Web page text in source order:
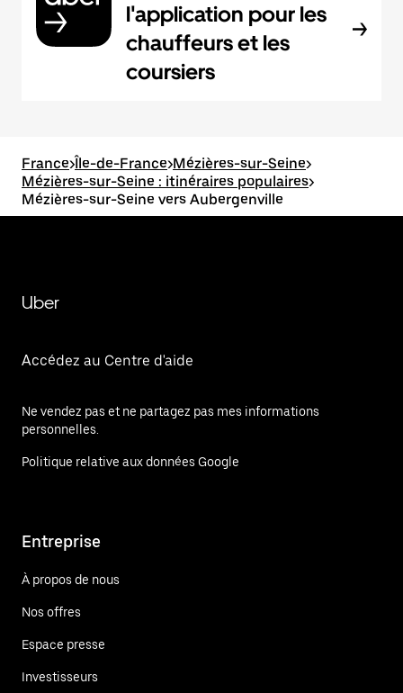
l'application pour les
chauffeurs et les
coursiers
France>Île-de-France>Mézières-sur-Seine>
Mézières-sur-Seine : itinéraires populaires>
Mézières-sur-Seine vers Aubergenville
Uber
Accédez au Centre d'aide
Ne vendez pas et ne partagez pas mes informations
personnelles.
Politique relative aux données Google
Entreprise
À propos de nous
Nos offres
Espace presse
Investisseurs